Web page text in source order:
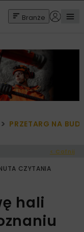
Branże
PRZETARG NA
< Cofnij
CZYTANIA
hali